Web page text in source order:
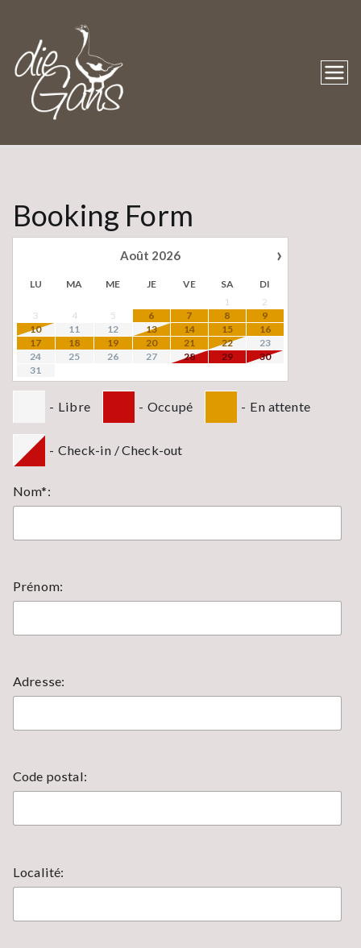
Booking Form
›
Août 2026
LU MA ME JE VE SA
DI
1
2
3
4 5 6 7 8
9
10
11 12 13 14 15
16
17
18 19 20 21 22
23
24
25 26 27 28 29
30
31
- Libre - Occupé - En attente
- Check-in / Check-out
Nom*:
Prénom:
Adresse:
Code postal:
Localité: